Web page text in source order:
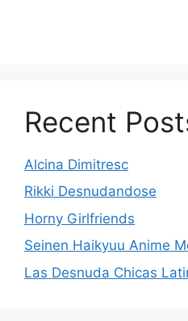
Recent
Alcina Dimitresc
Rikki Desnudandose
Horny Girlfriends
Seinen Haikyuu Anime
Las Desnuda Chicas